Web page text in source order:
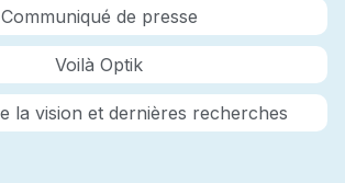
Communiqué de presse
Voilà Optik
la vision et dernières recherches